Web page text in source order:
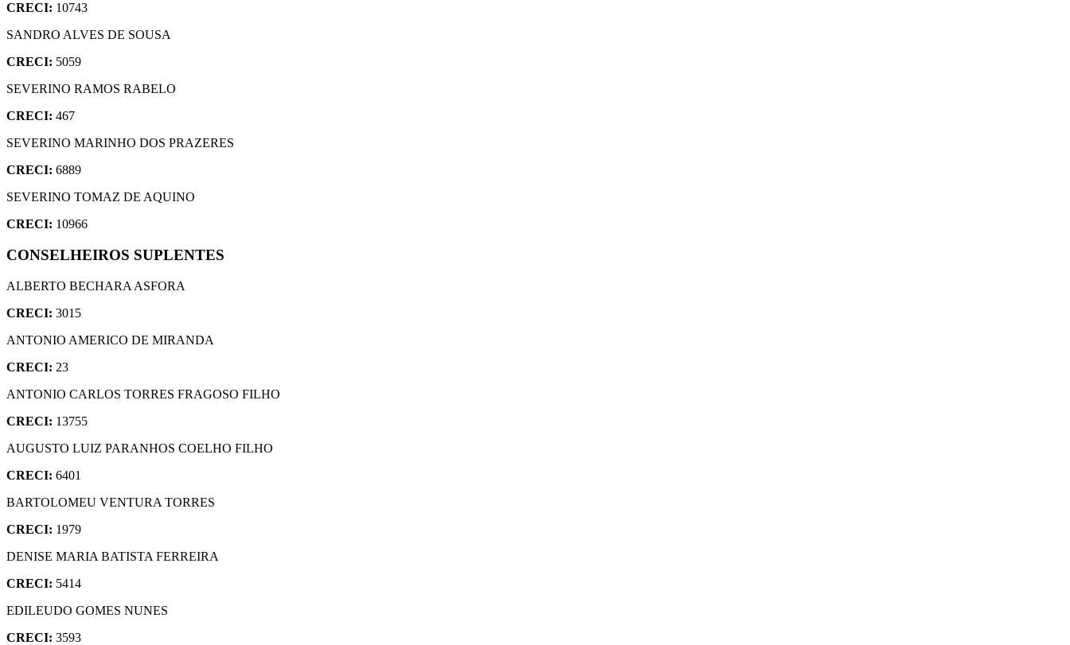
CRECI: 10743
SANDRO ALVES DE SOUSA
CRECI: 5059
SEVERINO RAMOS RABELO
CRECI: 467
SEVERINO MARINHO DOS PRAZERES
CRECI: 6889
SEVERINO TOMAZ DE AQUINO
CRECI: 10966
CONSELHEIROS SUPLENTES
ALBERTO BECHARA ASFORA
CRECI: 3015
ANTONIO AMERICO DE MIRANDA
CRECI: 23
ANTONIO CARLOS TORRES FRAGOSO FILHO
CRECI: 13755
AUGUSTO LUIZ PARANHOS COELHO FILHO
CRECI: 6401
BARTOLOMEU VENTURA TORRES
CRECI: 1979
DENISE MARIA BATISTA FERREIRA
CRECI: 5414
EDILEUDO GOMES NUNES
CRECI: 3593